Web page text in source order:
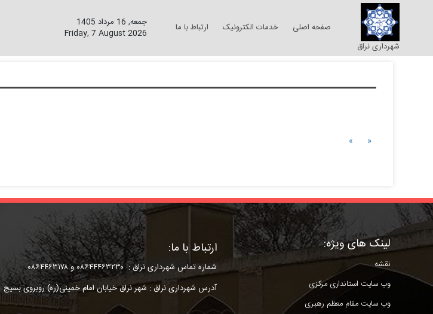
شهرداری نراق
صفحه اصلی خدمات الکترونیک ارتباط با ما
جمعه, 16 مرداد 1405
Friday, 7 August 2026
«
Previous
»
لینک های ویژه:
نقشه
وب سایت استانداری مرکزی
وب سایت مقام معظم رهبری
ارتباط با ما:
شماره تماس شهرداری نراق : ۰۸۶۴۴۴۶۳۲۳۰و۰۸۶۴۴۶۳۱۷۸
آدرس شهرداری نراق : شهر نراق خیابانامام خمینی(ره)روبروی بسیج